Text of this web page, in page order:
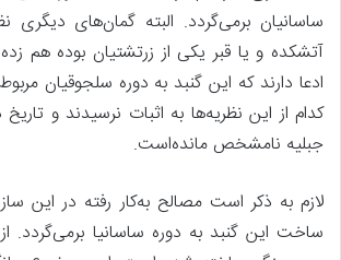
ساسانیان برمی‌گردد. البته گمان‌های دیگری
آتشکده و یا قبر یکی از زرتشتیان بوده هم
ادعا دارند که این گنبد به دوره سلجوقیان
کدام از این نظریه‌ها به اثبات نرسیدند و
جبلیه نامشخص مانده‌است.
لازم به ذکر است مصالح به‌کار رفته در این
ساخت این گنبد به دوره ساسانیا برمی‌گردد.